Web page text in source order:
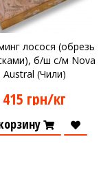
лосося (обрезь
б/ш с/м Nova
Austral (Чили)
415 грн/кг